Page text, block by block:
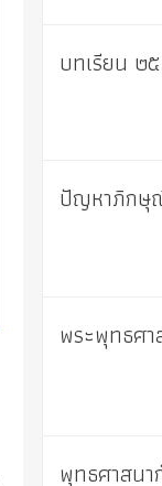
บทเรียน ๒
ปัญหาภิกษุ
พระพุทธศ
พุทธศาสน